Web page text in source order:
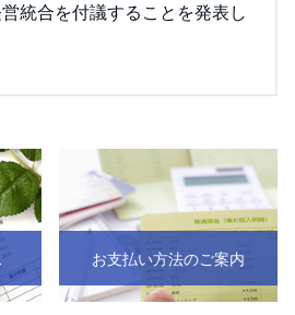
統合を付議することを発表し
お支払い方法のご案内